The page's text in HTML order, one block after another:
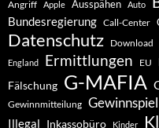
Angriff Apple Ausspähen Auto
Bundesregierung Call-Center
Datenschutz Download
England Ermittlungen EU
Fälschung G-MAFIA
Gewinnmitteilung Gewinnspiel
Illegal Inkassobüro Kinder